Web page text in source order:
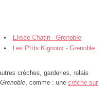
Elisée Chatin - Grenoble
Les P'tits Kignoux - Grenoble
crèches, garderies, relais
Grenoble, comme : une crèche sur